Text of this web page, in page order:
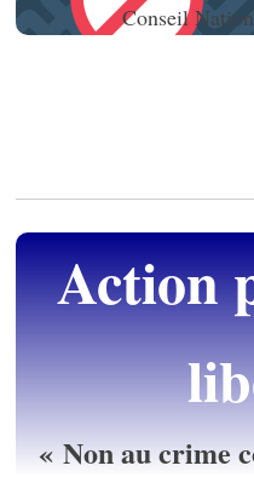
Conseil
Action
« Non au crime